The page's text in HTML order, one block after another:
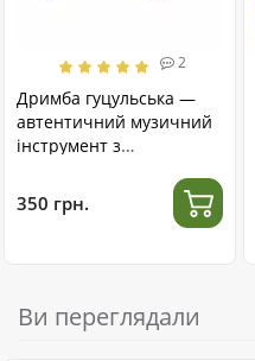
2
Дримба гуцульська —
автентичний музичний
інструмент з
350 грн.
Ви переглядали